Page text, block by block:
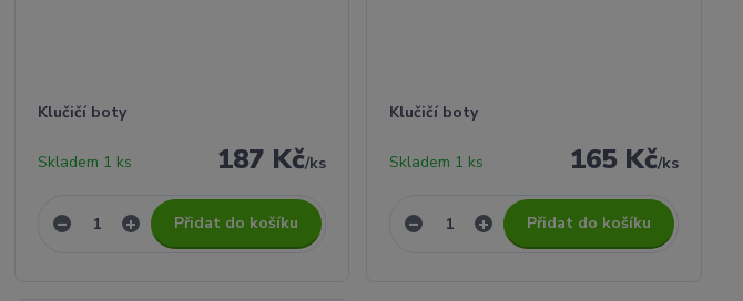
Klučičí boty
187 Kč/ks
Skladem 1 ks
Přidat do košíku
Klučičí boty
165 Kč/ks
Skladem 1 ks
Přidat do košíku